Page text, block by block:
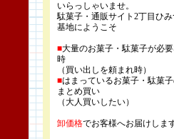
いらっしゃいませ。
駄菓子・通販サイト2丁目ひみ
基地にようこそ
■大量のお菓子・駄菓子が必
時
（買い出しを頼まれ時）
■はまっているお菓子・駄菓
まとめ買い
（大人買いしたい）
卸価格でお客様へお届けします